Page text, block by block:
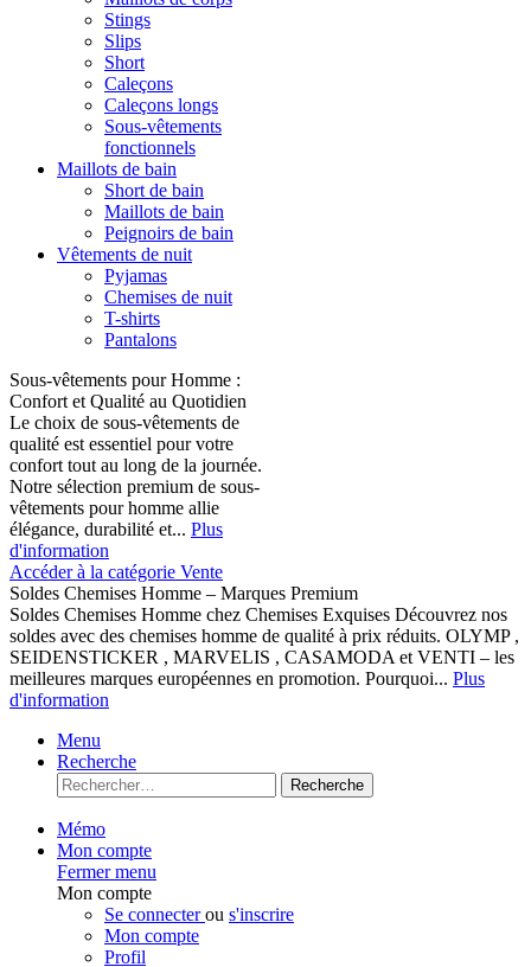
Stings
Slips
Short
Caleçons
Caleçons longs
Sous-vêtements
fonctionnels
Maillots de bain
Short de bain
Maillots de bain
Peignoirs de bain
Vêtements de nuit
Pyjamas
Chemises de nuit
T-shirts
Pantalons
Sous-vêtements pour Homme :
Confort et Qualité au Quotidien
Le choix de sous-vêtements de
qualité est essentiel pour votre
confort tout au long de la journée.
Notre sélection premium de sous-
vêtements pour homme allie
élégance, durabilité et... Plus
d'information
Accéder à la catégorie Vente
Soldes Chemises Homme – Marques Premium
Soldes Chemises Homme chez Chemises Exquises Découvrez nos
soldes avec des chemises homme de qualité à prix réduits. OLYMP ,
SEIDENSTICKER , MARVELIS , CASAMODA et VENTI – les
meilleures marques européennes en promotion. Pourquoi... Plus
d'information
Menu
Recherche
Recherche
Mémo
Mon compte
Fermer menu
Mon compte
Se connecterou s'inscrire
Mon compte
Profil